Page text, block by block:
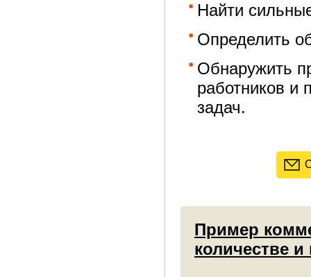
Найти
Определить
Обнаружить
работников и
задач.
Пример
количестве